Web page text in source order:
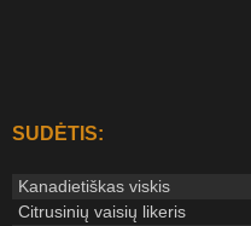
SUDĖTIS:
Kanadietiškas viskis
Citrusinių vaisių likeris